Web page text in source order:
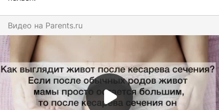
Видео на parents.ru